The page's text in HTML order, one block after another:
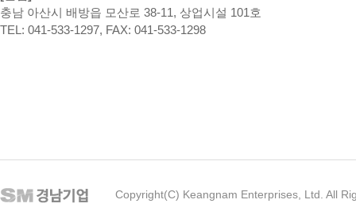
충남 아산시 배방읍 모산로 38-11, 상업시설 101호
TEL: 041-533-1297, FAX: 041-533-1298
Copyright(C) Keangnam Enterprises, Ltd. All